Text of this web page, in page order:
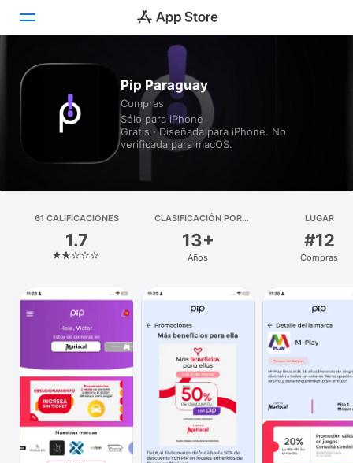
Juegos
Plataforma
iPhone
Mac
Watch
Pip Paraguay
Compras
Sólo para iPhone
Gratis · Diseñada para iPhone. No
verificada para macOS.
61 CALIFICACIONES
1.7
CLASIFICACIÓN POR
13+
Años
LUGAR
#12
Compras